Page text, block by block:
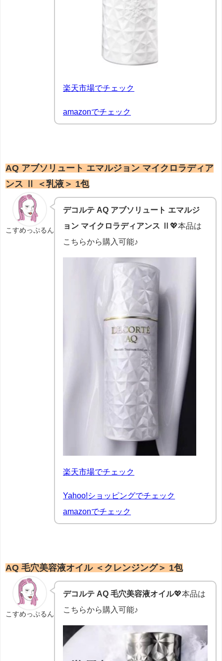
楽天市場でチェック
amazonでチェック
AQ アブソリュート エマルジョン マイクロラディア
ンス Ⅱ ＜乳液＞ 1包
こすめっぷるん
デコルテ AQ アブソリュート エマルジ
ョン マイクロラディアンス Ⅱ 💖本品は
こちらから購入可能♪
楽天市場でチェック
Yahoo!ショッピングでチェック
amazonでチェック
AQ 毛穴美容液オイル ＜クレンジング＞ 1包
こすめっぷるん
デコルテ AQ 毛穴美容液オイル💖本品は
こちらから購入可能♪